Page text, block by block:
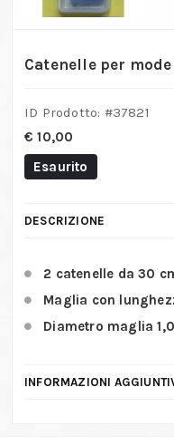
Catenelle per
ID Prodotto: #37821
€ 10,00
Esaurito
DESCRIZIONE
2 catenelle da 30
Maglia con
Diametro maglia
INFORMAZIONI